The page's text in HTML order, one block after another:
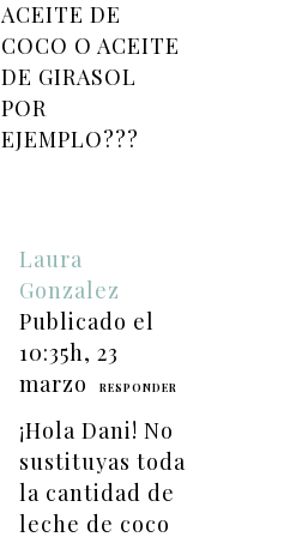
ACEITE DE
COCO O ACEITE
DE GIRASOL
POR
EJEMPLO???
Laura
Gonzalez
Publicado el
10:35h, 23
marzo
RESPONDER
¡Hola Dani! No
sustituyas toda
la cantidad de
leche de coco